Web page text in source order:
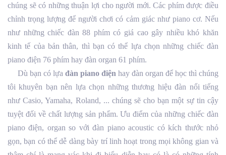
chúng sẽ có những thuận lợi cho người mới. Các phím được điều
chỉnh trọng lượng để người chơi có cảm giác như piano cơ. Nếu
như những chiếc đàn 88 phím có giá cao gây nhiều khó khăn
kinh tế của bản thân, thì bạn có thể lựa chọn những chiếc đàn
piano điện 76 phím hay đàn organ 61 phím.
Dù bạn có lựa đàn piano điện hay đàn organ để học thì chúng
tôi khuyên bạn nên lựa chọn những thương hiệu đàn nổi tiếng
như Casio, Yamaha, Roland, ... chúng sẽ cho bạn một sự tin cậy
tuyệt đối về chất lượng sản phẩm. Ưu điểm của những chiếc đàn
piano điện, organ so với đàn piano acoustic có kích thước nhỏ
gọn, bạn có thể dễ dàng bày trí linh hoạt trong mọi không gian và